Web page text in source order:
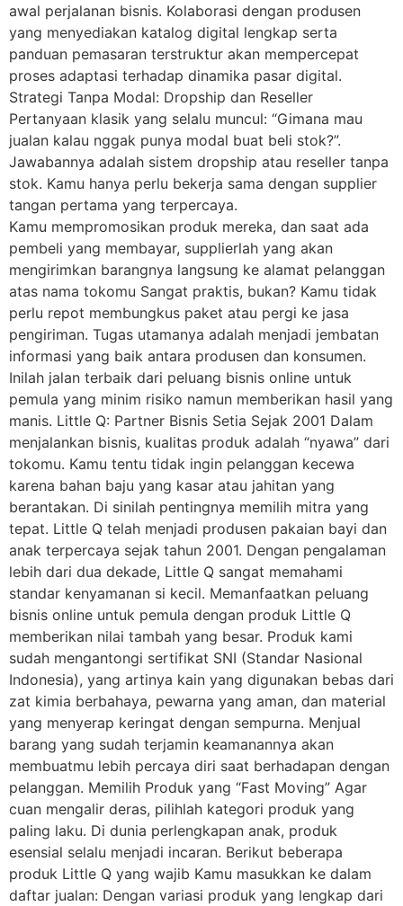
awal perjalanan bisnis. Kolaborasi dengan produsen
yang menyediakan katalog digital lengkap serta
panduan pemasaran terstruktur akan mempercepat
proses adaptasi terhadap dinamika pasar digital.
Strategi Tanpa Modal: Dropship dan Reseller
Pertanyaan klasik yang selalu muncul: “Gimana mau
jualan kalau nggak punya modal buat beli stok?”.
Jawabannya adalah sistem dropship atau reseller tanpa
stok. Kamu hanya perlu bekerja sama dengan supplier
tangan pertama yang terpercaya.
Kamu mempromosikan produk mereka, dan saat ada
pembeli yang membayar, supplierlah yang akan
mengirimkan barangnya langsung ke alamat pelanggan
atas nama tokomu Sangat praktis, bukan? Kamu tidak
perlu repot membungkus paket atau pergi ke jasa
pengiriman. Tugas utamanya adalah menjadi jembatan
informasi yang baik antara produsen dan konsumen.
Inilah jalan terbaik dari peluang bisnis online untuk
pemula yang minim risiko namun memberikan hasil yang
manis. Little Q: Partner Bisnis Setia Sejak 2001 Dalam
menjalankan bisnis, kualitas produk adalah “nyawa” dari
tokomu. Kamu tentu tidak ingin pelanggan kecewa
karena bahan baju yang kasar atau jahitan yang
berantakan. Di sinilah pentingnya memilih mitra yang
tepat. Little Q telah menjadi produsen pakaian bayi dan
anak terpercaya sejak tahun 2001. Dengan pengalaman
lebih dari dua dekade, Little Q sangat memahami
standar kenyamanan si kecil. Memanfaatkan peluang
bisnis online untuk pemula dengan produk Little Q
memberikan nilai tambah yang besar. Produk kami
sudah mengantongi sertifikat SNI (Standar Nasional
Indonesia), yang artinya kain yang digunakan bebas dari
zat kimia berbahaya, pewarna yang aman, dan material
yang menyerap keringat dengan sempurna. Menjual
barang yang sudah terjamin keamanannya akan
membuatmu lebih percaya diri saat berhadapan dengan
pelanggan. Memilih Produk yang “Fast Moving” Agar
cuan mengalir deras, pilihlah kategori produk yang
paling laku. Di dunia perlengkapan anak, produk
esensial selalu menjadi incaran. Berikut beberapa
produk Little Q yang wajib Kamu masukkan ke dalam
daftar jualan: Dengan variasi produk yang lengkap dari